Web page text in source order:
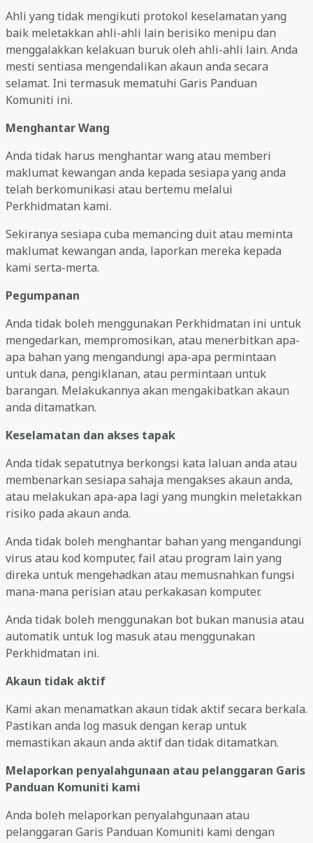
Ahli yang tidak mengikuti protokol keselamatan yang
baik meletakkan ahli-ahli lain berisiko menipu dan
menggalakkan kelakuan buruk oleh ahli-ahli lain. Anda
mesti sentiasa mengendalikan akaun anda secara
selamat. Ini termasuk mematuhi Garis Panduan
Komuniti ini.
Menghantar Wang
Anda tidak harus menghantar wang atau memberi
maklumat kewangan anda kepada sesiapa yang anda
telah berkomunikasi atau bertemu melalui
Perkhidmatan kami.
Sekiranya sesiapa cuba memancing duit atau meminta
maklumat kewangan anda, laporkan mereka kepada
kami serta-merta.
Pegumpanan
Anda tidak boleh menggunakan Perkhidmatan ini untuk
mengedarkan, mempromosikan, atau menerbitkan apa-
apa bahan yang mengandungi apa-apa permintaan
untuk dana, pengiklanan, atau permintaan untuk
barangan. Melakukannya akan mengakibatkan akaun
anda ditamatkan.
Keselamatan dan akses tapak
Anda tidak sepatutnya berkongsi kata laluan anda atau
membenarkan sesiapa sahaja mengakses akaun anda,
atau melakukan apa-apa lagi yang mungkin meletakkan
risiko pada akaun anda.
Anda tidak boleh menghantar bahan yang mengandungi
virus atau kod komputer, fail atau program lain yang
direka untuk mengehadkan atau memusnahkan fungsi
mana-mana perisian atau perkakasan komputer.
Anda tidak boleh menggunakan bot bukan manusia atau
automatik untuk log masuk atau menggunakan
Perkhidmatan ini.
Akaun tidak aktif
Kami akan menamatkan akaun tidak aktif secara berkala.
Pastikan anda log masuk dengan kerap untuk
memastikan akaun anda aktif dan tidak ditamatkan.
Melaporkan penyalahgunaan atau pelanggaran Garis
Panduan Komuniti kami
Anda boleh melaporkan penyalahgunaan atau
pelanggaran Garis Panduan Komuniti kami dengan